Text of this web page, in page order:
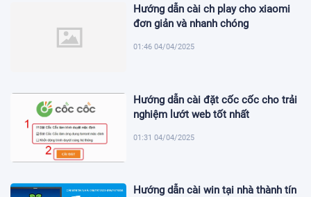
Hướng dẫn cài ch play cho xiaomi
đơn giản và nhanh chóng
01:46 04/04/2025
Hướng dẫn cài đặt cốc cốc cho trải
nghiệm lướt web tốt nhất
01:31 04/04/2025
Hướng dẫn cài win tại nhà thành tín